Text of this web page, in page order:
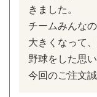
きました。
チームみんな
大きくなって
野球をした思
今回のご注文